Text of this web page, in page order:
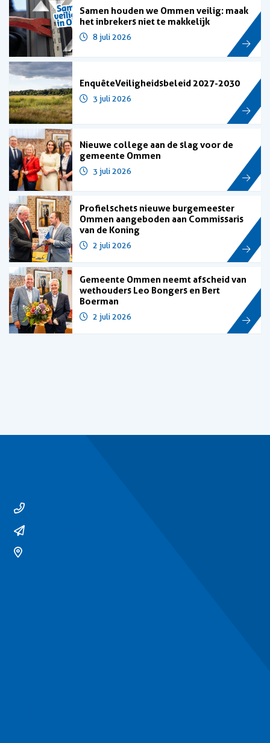
Samen houden we Ommen veilig: maak
het inbrekers niet te makkelijk
8 juli 2026
Enquête Veiligheidsbeleid 2027-2030
3 juli 2026
Nieuwe college aan de slag voor de
gemeente Ommen
3 juli 2026
Profielschets nieuwe burgemeester
Ommen aangeboden aan Commissaris
van de Koning
2 juli 2026
Gemeente Ommen neemt afscheid van
wethouders Leo Bongers en Bert
Boerman
2 juli 2026